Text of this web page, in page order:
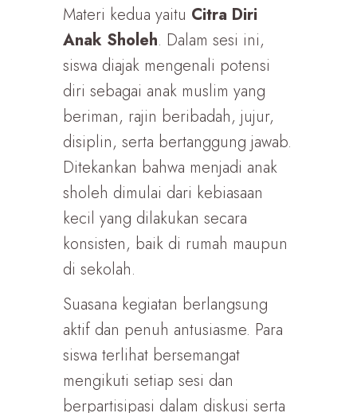
Materi kedua yaitu Citra Diri
Anak Sholeh. Dalam sesi ini,
siswa diajak mengenali potensi
diri sebagai anak muslim yang
beriman, rajin beribadah, jujur,
disiplin, serta bertanggung jawab.
Ditekankan bahwa menjadi anak
sholeh dimulai dari kebiasaan
kecil yang dilakukan secara
konsisten, baik di rumah maupun
di sekolah.
Suasana kegiatan berlangsung
aktif dan penuh antusiasme. Para
siswa terlihat bersemangat
mengikuti setiap sesi dan
berpartisipasi dalam diskusi serta